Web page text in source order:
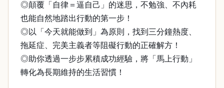
◎顛覆「自律＝逼自己」的迷思，不勉強、不內耗
也能自然地踏出行動的第一步！
◎以「今天就能做到」為原則，找到三分鐘熱度、
拖延症、完美主義者等阻礙行動的正確解方！
◎助你透過一步步累積成功經驗，將「馬上行動」
轉化為長期維持的生活習慣！